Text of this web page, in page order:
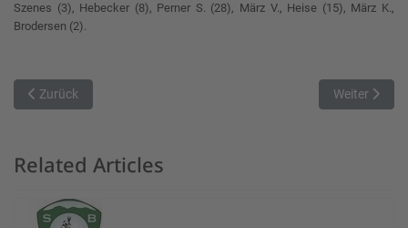
Szenes (3), Hebecker (8), Perner S. (28), März V., Heise (15), März K.,
Brodersen (2).
Vorheriger Beitrag: TB 1888 Erlangen Damen vs. SB DJK Rosenheim
Zurück Nächster
Weiter
Related Articles